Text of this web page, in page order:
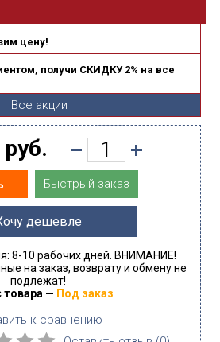
цену!
получи СКИДКУ 2% на все
Все акции
Быстрый заказ
дешевле
8-10 рабочих дней. ВНИМАНИЕ!
на заказ, возврату и обмену не
подлежат!
товара — Под заказ
к сравнению